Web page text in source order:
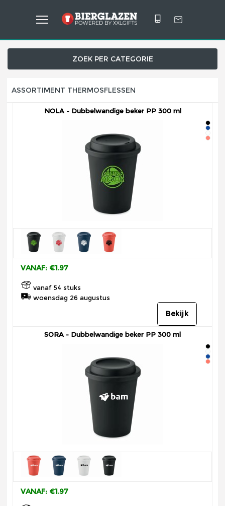
ZOEK PER CATEGORIE
ASSORTIMENT THERMOSFLESSEN
NOLA - Dubbelwandige beker PP 300 ml
VANAF: €1.97
vanaf 54 stuks
woensdag 26 augustus
Bekijk
SORA - Dubbelwandige beker PP 300 ml
VANAF: €1.97